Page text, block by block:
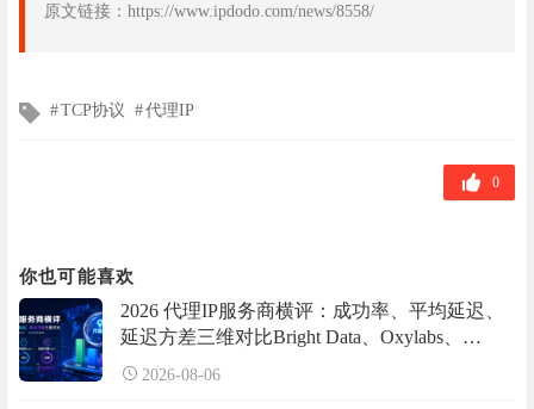
原文链接：https://www.ipdodo.com/news/8558/
文TCP协议 代理IP
0
你也可能喜欢
2026 代理IP服务商横评：成功率、平均延迟、
延迟方差三维对比Bright Data、Oxylabs、
IPdodo等
2026-08-06